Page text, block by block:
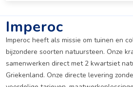
Imperoc
Imperoc heeft als missie om tuinen en
bijzondere soorten natuursteen. Onze
samenwerken direct met 2 kwartsiet
Griekenland. Onze directe levering